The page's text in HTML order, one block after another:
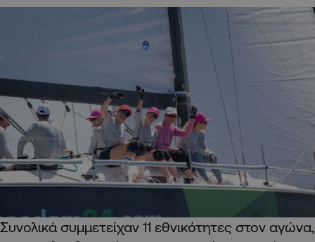
Συνολικά συμμετείχαν 11 εθνικότητες στον αγώνα,